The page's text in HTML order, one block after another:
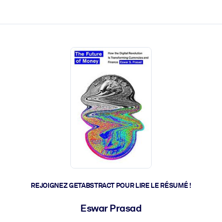
REJOIGNEZ GETABSTRACT POUR LIRE LE RÉSUMÉ !
Eswar Prasad